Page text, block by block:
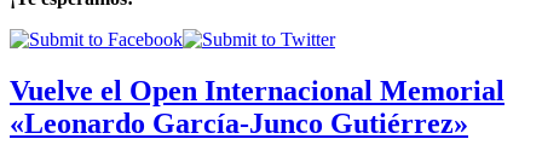
Vuelve el Open Internacional Memorial
«Leonardo García-Junco Gutiérrez»